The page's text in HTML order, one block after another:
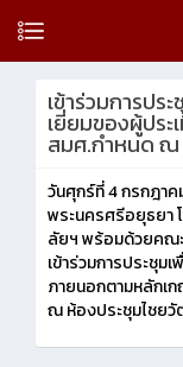
เข้าร่วมการป
เยี่ยมของผู้ปร
สมศ.กำหนด ณ
วันศุกร์ที่ 4 กรกฎา
พระนครศรีอยุธยา
ลัยฯ พร้อมด้วยคณ
เข้าร่วมการประชุม
ภายนอกตามหลักเ
ณ ห้องประชุมไชย